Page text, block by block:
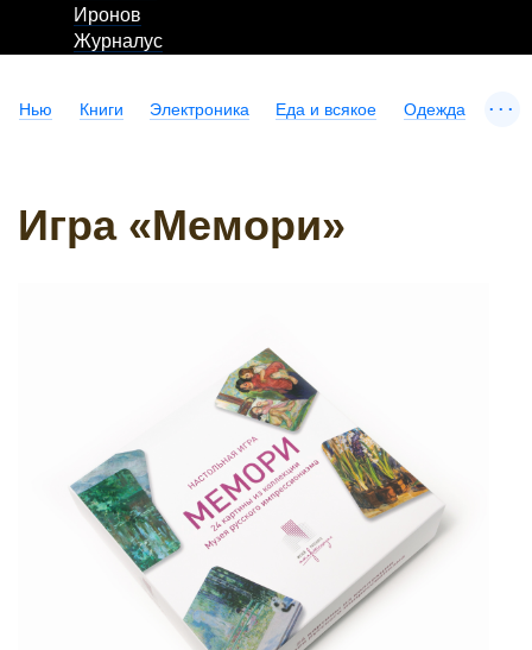
Иронов
Журналус
Нью Книги Электроника Еда и всякое Одежда ...
Игра «Мемори»